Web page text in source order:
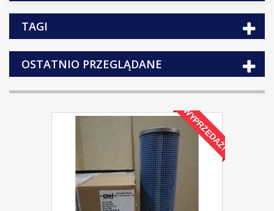
TAGI
OSTATNIO PRZEGLĄDANE
WYPRZEDAŻ!